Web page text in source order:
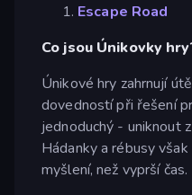
Escape Road
Co jsou Únikovky
Únikové hry zahrnují
dovedností při řešení
jednoduchý - uniknout
Hádanky a rébusy
myšlení, než vyprší čas.